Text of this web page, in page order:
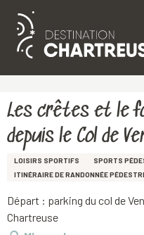
Aller
principal
Les crêtes et le
depuis le Col de
LOISIRS SPORTIFS
SPORTS
ITINÉRAIRE DE RANDONNÉE
Départ : parking du col de
Chartreuse